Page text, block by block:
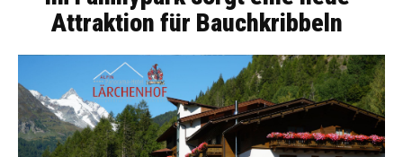
Attraktion für Bauchkribbeln